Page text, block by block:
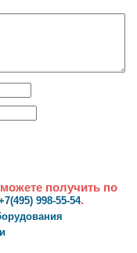
получить по
998-55-54.